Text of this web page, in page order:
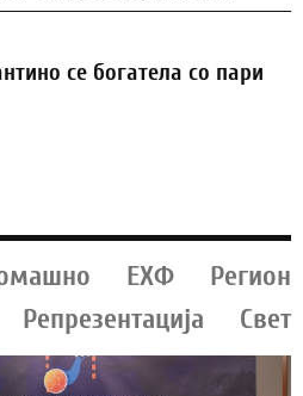
се богатела со пари
ЕХФ
Регион
Репрезентација
Свет